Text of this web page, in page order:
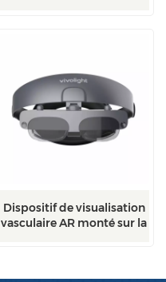
Dispositif de visualisation
vasculaire AR monté sur la